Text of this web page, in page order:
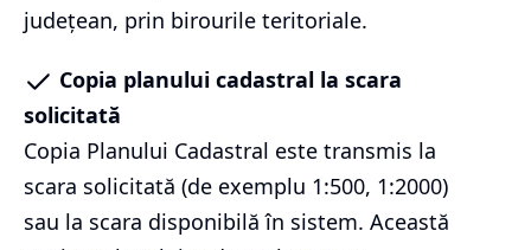
județean, prin birourile teritoriale.
Copia planului cadastral la scara
solicitată
Copia Planului Cadastral este transmis la
scara solicitată (de exemplu 1:500, 1:2000)
sau la scara disponibilă în sistem. Această